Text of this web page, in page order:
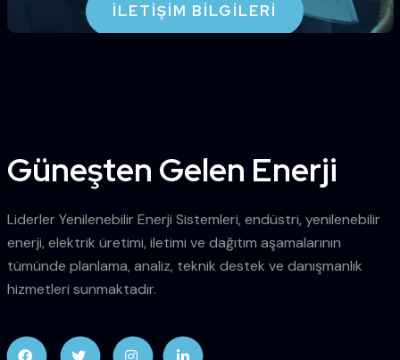
İLETIŞIM BILGILERI
Güneşten Gelen Enerji
Liderler Yenilenebilir Enerji Sistemleri, endüstri, yenilenebilir
enerji, elektrik üretimi, iletimi ve dağıtım aşamalarının
tümünde planlama, analiz, teknik destek ve danışmanlık
hizmetleri sunmaktadır.